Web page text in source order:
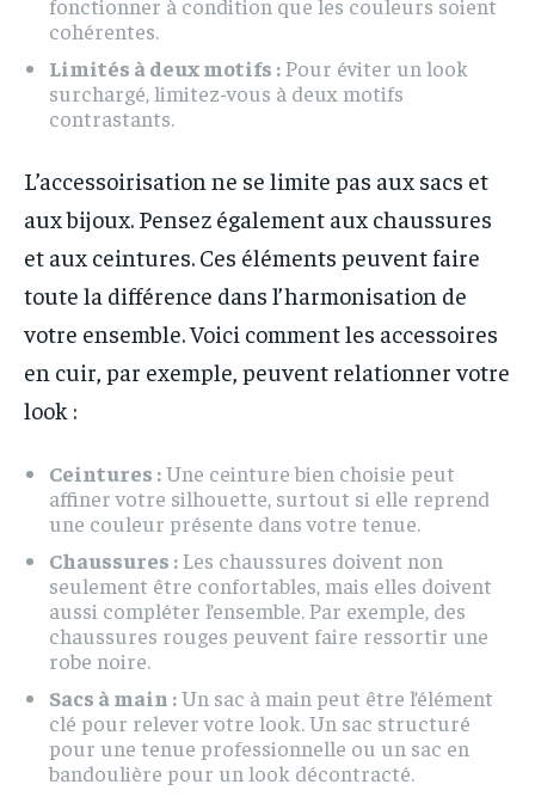
fonctionner à condition que les couleurs soient
cohérentes.
Limités à deux motifs :Pour éviter un look
surchargé, limitez-vous à deux motifs
contrastants.
L’accessoirisation ne se limite pas aux sacs et
aux bijoux. Pensez également aux chaussures
et aux ceintures. Ces éléments peuvent faire
toute la différence dans l’harmonisation de
votre ensemble. Voici comment les accessoires
en cuir, par exemple, peuvent relationner votre
look :
Ceintures :Une ceinture bien choisie peut
affiner votre silhouette, surtout si elle reprend
une couleur présente dans votre tenue.
Chaussures :Les chaussures doivent non
seulement être confortables, mais elles doivent
aussi compléter l’ensemble. Par exemple, des
chaussures rouges peuvent faire ressortir une
robe noire.
Sacs à main :Un sac à main peut être l’élément
clé pour relever votre look. Un sac structuré
pour une tenue professionnelle ou un sac en
bandoulière pour un look décontracté.